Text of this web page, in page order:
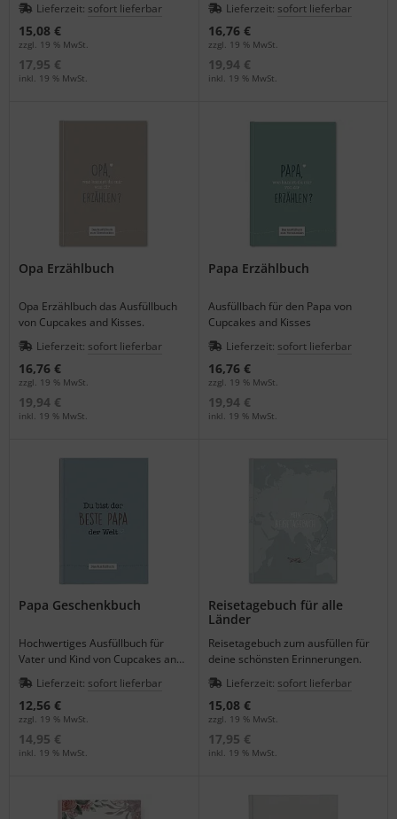
Lieferzeit: sofort lieferbar
15,08 €
zzgl. 19 % MwSt.
17,95 €
inkl. 19 % MwSt.
Lieferzeit: sofort lieferbar
16,76 €
zzgl. 19 % MwSt.
19,94 €
inkl. 19 % MwSt.
Opa Erzählbuch
Opa Erzählbuch das Ausfüllbuch
von Cupcakes and Kisses.
Lieferzeit: sofort lieferbar
16,76 €
zzgl. 19 % MwSt.
19,94 €
inkl. 19 % MwSt.
Papa Erzählbuch
Ausfüllbach für den Papa von
Cupcakes and Kisses
Lieferzeit: sofort lieferbar
16,76 €
zzgl. 19 % MwSt.
19,94 €
inkl. 19 % MwSt.
Papa Geschenkbuch
Hochwertiges Ausfüllbuch für
Vater und Kind von Cupcakes and
Kisses.
Lieferzeit: sofort lieferbar
12,56 €
zzgl. 19 % MwSt.
14,95 €
inkl. 19 % MwSt.
Reisetagebuch für alle
Länder
Reisetagebuch zum ausfüllen für
deine schönsten Erinnerungen.
Lieferzeit: sofort lieferbar
15,08 €
zzgl. 19 % MwSt.
17,95 €
inkl. 19 % MwSt.